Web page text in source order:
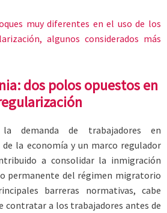
muy diferentes en el uso de los
algunos considerados más
dos polos opuestos en
demanda de trabajadores en
la economía y un marco regulador
a consolidar la inmigración
permanente del régimen migratorio
barreras normativas, cabe
contratar a los trabajadores antes de